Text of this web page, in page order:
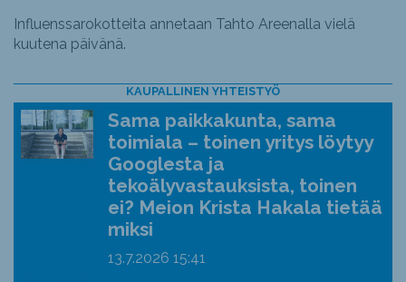
Influenssarokotteita annetaan Tahto Areenalla vielä
kuutena päivänä.
KAUPALLINEN YHTEISTYÖ
Sama paikkakunta, sama
toimiala – toinen yritys löytyy
Googlesta ja
tekoälyvastauksista, toinen
ei? Meion Krista Hakala tietää
miksi
13.7.2026 15:41